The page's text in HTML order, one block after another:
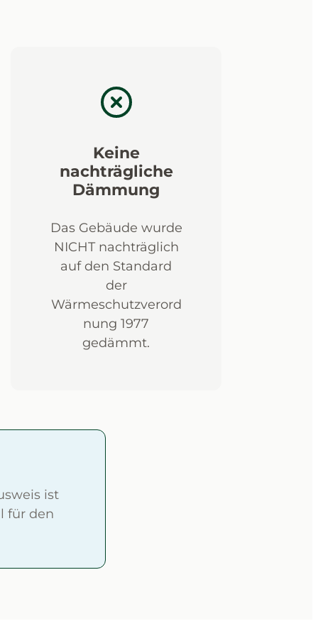
Keine
nachträgliche
Dämmung
Das Gebäude wurde
NICHT nachträglich
auf den Standard
der
Wärmeschutzverord
nung 1977
gedämmt.
ist
für den